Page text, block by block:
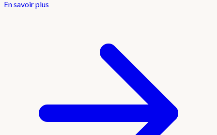
En savoir plus